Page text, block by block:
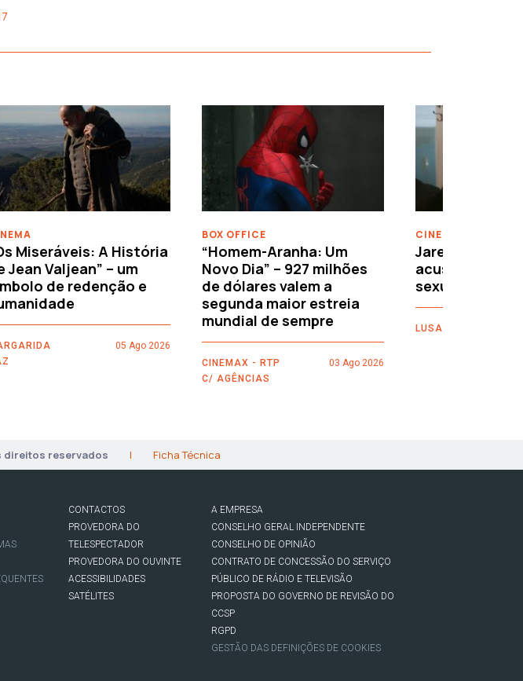
Miseráveis: A História
Jean Valjean” – um
de redenção e
05 Ago 2026
BOX OFFICE
“Homem-Aranha: Um
Novo Dia” – 927 milhões
de dólares valem a
segunda maior estreia
mundial de sempre
CINEMAX - RTP
C/ AGÊNCIAS
03 Ago 2026
CINEMA
Jared Leto
acusações de
sexuais
LUSA
direitos reservados | Ficha Técnica
CONTACTOS
PROVEDORA DO
TELESPECTADOR
PROVEDORA DO OUVINTE
ACESSIBILIDADES
SATÉLITES
A EMPRESA
CONSELHO GERAL INDEPENDENTE
CONSELHO DE OPINIÃO
CONTRATO DE CONCESSÃO DO SERVIÇO
PÚBLICO DE RÁDIO E TELEVISÃO
PROPOSTA DO GOVERNO DE REVISÃO DO
CCSP
RGPD
GESTÃO DAS DEFINIÇÕES DE COOKIES